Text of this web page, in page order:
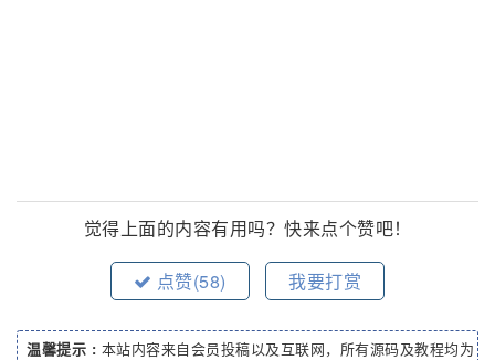
觉得上面的内容有用吗？快来点个赞吧！
点赞(58) 我要打赏
温馨提示 : 本站内容来自会员投稿以及互联网，所有源码及教程均为